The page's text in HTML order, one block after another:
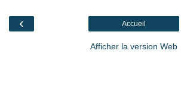
‹ Accueil
Afficher la version Web